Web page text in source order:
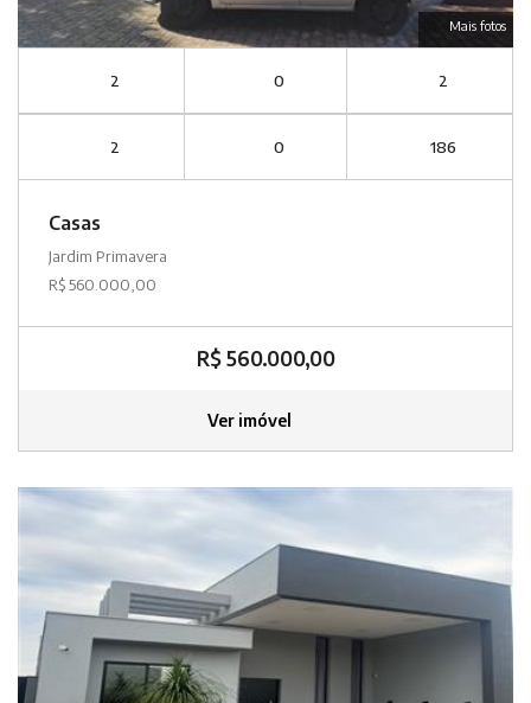
Mais fotos
2 0 2
2 0 186
Casas
Jardim Primavera
R$ 560.000,00
R$ 560.000,00
Ver imóvel